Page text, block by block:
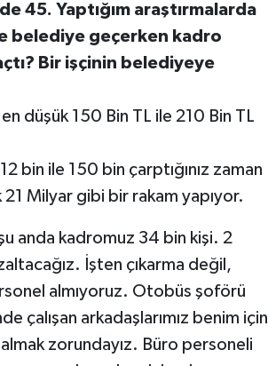
45. Yaptığım araştırmalarda
belediye geçerken kadro
Bir işçinin belediyeye
düşük 150 Bin TL ile 210 Bin TL
bin ile 150 bin çarptığınız zaman
Milyar gibi bir rakam yapıyor.
anda kadromuz 34 bin kişi. 2
İşten çıkarma değil,
almıyoruz. Otobüs şoförü
çalışan arkadaşlarımız benim için
zorundayız. Büro personeli